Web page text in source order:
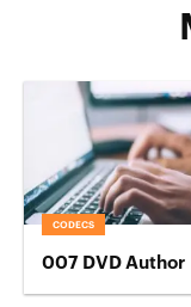
CODECS
007 DVD Author